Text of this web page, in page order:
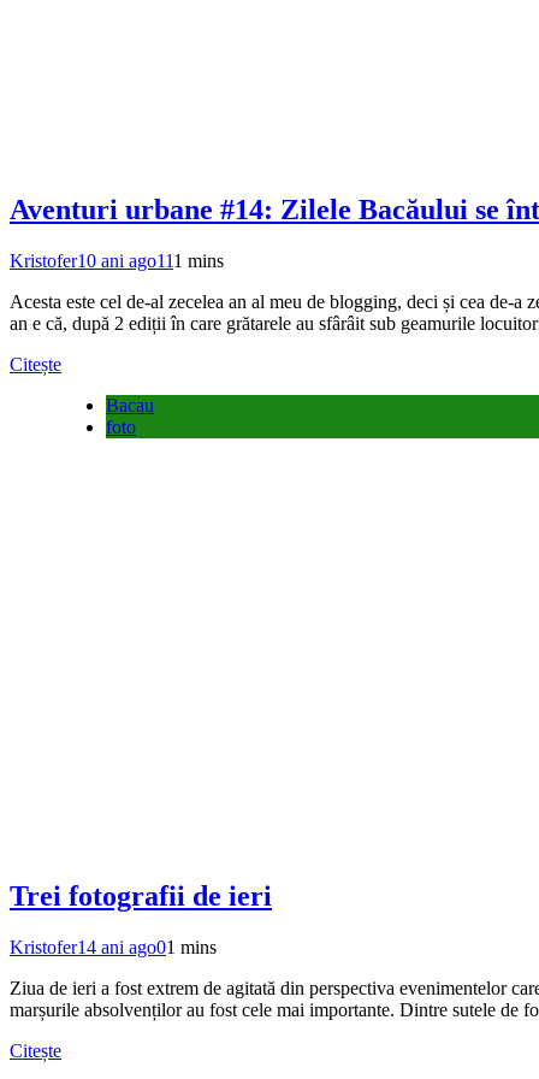
Aventuri urbane #14: Zilele Bacăului se
Kristofer10 ani ago111 mins
Acesta este cel de-al zecelea an al meu de blogging, deci și cea de-
an e că, după 2 ediții în care grătarele au sfârâit sub geamurile
Citește
Bacau
foto
Trei fotografii de ieri
Kristofer14 ani ago01 mins
Ziua de ieri a fost extrem de agitată din perspectiva evenimentelor
marșurile absolvenților au fost cele mai importante. Dintre sutele de
Citește